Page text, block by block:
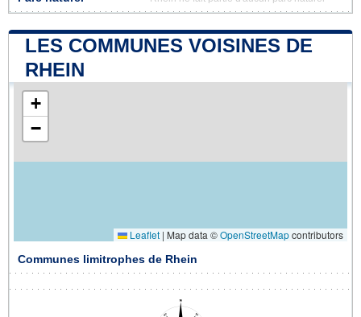
LES COMMUNES VOISINES DE
RHEIN
+
−
Leaflet | Map data ©OpenStreetMapcontributors
Communes limitrophes de Rhein